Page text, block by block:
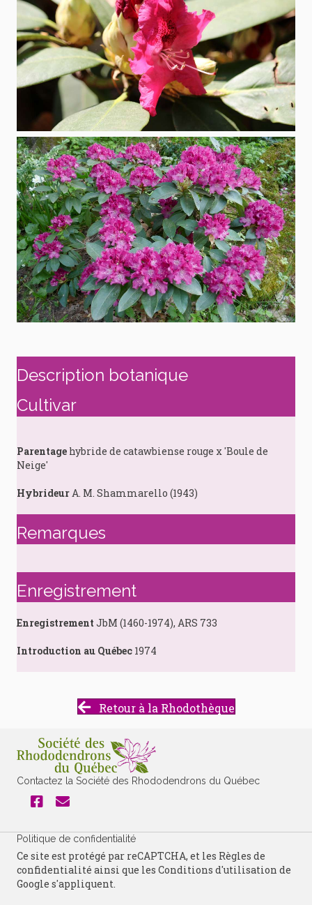
Description botanique
Cultivar
Parentage hybride de catawbiense rouge x 'Boule de
Neige'
Hybrideur A. M. Shammarello (1943)
Remarques
Enregistrement
Enregistrement JbM (1460-1974), ARS 733
Introduction au Québec 1974
Retour à la Rhodothèque
Contactez la Société des Rhododendrons du Québec
Politique de confidentialité
Ce site est protégé par reCAPTCHA, et les Règles de
confidentialité ainsi que les Conditions d'utilisation de
Google s'appliquent.